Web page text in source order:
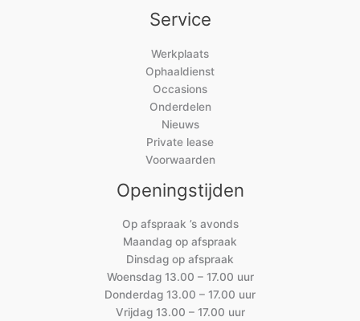
Service
Werkplaats
Ophaaldienst
Occasions
Onderdelen
Nieuws
Private lease
Voorwaarden
Openingstijden
Op afspraak ’s avonds
Maandag op afspraak
Dinsdag op afspraak
Woensdag 13.00 – 17.00 uur
Donderdag 13.00 – 17.00 uur
Vrijdag 13.00 – 17.00 uur